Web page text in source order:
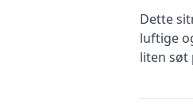
Dette
luftige
liten søt